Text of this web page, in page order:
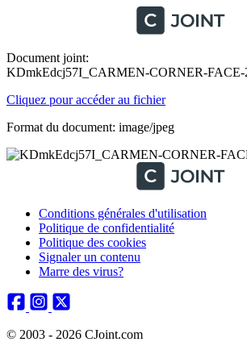
Document joint:
KDmkEdcj57I_CARMEN-CORNER-FACE-
Cliquez pour accéder au fichier
Format du document: image/jpeg
Conditions générales d'utilisation
Politique de confidentialité
Politique des cookies
Signaler un contenu
Marre des virus?
© 2003 - 2026 CJoint.com